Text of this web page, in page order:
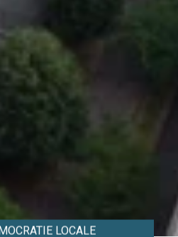
LOCALE